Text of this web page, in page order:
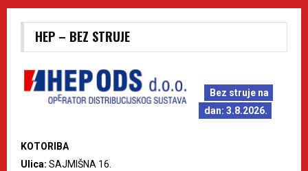
HEP – BEZ STRUJE
Bez struje na
dan: 3.8.2026.
KOTORIBA
Ulica: SAJMIŠNA 16.